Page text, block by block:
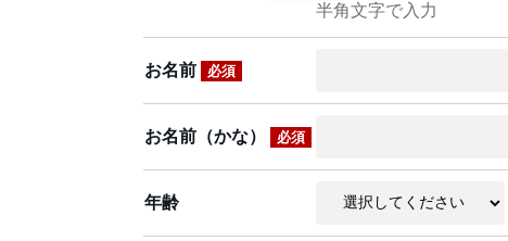
半角文字で入力
お名前 必須
お名前（かな） 必須
年齢